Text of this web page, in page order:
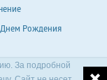
Рождения
За подробной